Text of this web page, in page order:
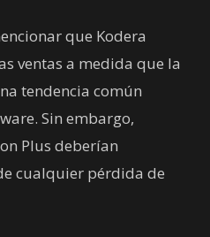
que Kodera
ventas a medida que la
tendencia común
Sin embargo,
Plus deberían
cualquier pérdida de